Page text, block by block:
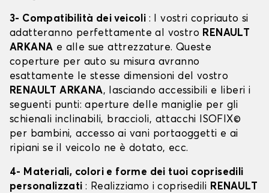
3- Compatibilità dei veicoli : I vostri copriauto si
adatteranno perfettamente al vostro RENAULT
ARKANA e alle sue attrezzature. Queste
coperture per auto su misura avranno
esattamente le stesse dimensioni del vostro
RENAULT ARKANA, lasciando accessibili e liberi i
seguenti punti: aperture delle maniglie per gli
schienali inclinabili, braccioli, attacchi ISOFIX©
per bambini, accesso ai vani portaoggetti e ai
ripiani se il veicolo ne è dotato, ecc.
4- Materiali, colori e forme dei tuoi coprisedili
personalizzati: Realizziamo i coprisedili RENAULT